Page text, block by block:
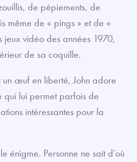
de pépiements, de
même de « pings » et de «
jeux vidéo des années 1970,
de sa coquille.
un œuf en liberté, John adore
lui permet parfois de
intéressantes pour la
énigme. Personne ne sait d’où